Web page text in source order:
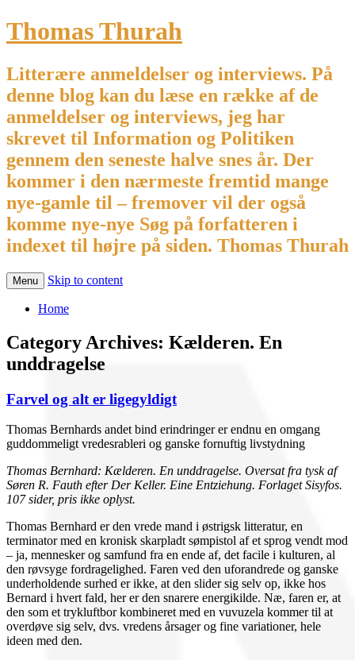
Thomas Thurah
Litterære anmeldelser og interviews. På
denne blog kan du læse en række af de
anmeldelser og interviews, jeg har
skrevet til Information og Politiken
gennem den seneste halve snes år. Der
kommer i den nærmeste fremtid mange
nye-gamle til – fremover vil der også
komme nye-nye Søg på forfatteren i
indexet til højre på siden. Thomas Thurah
Menu Skip to content
Home
Category Archives: Kælderen. En
unddragelse
Farvel og alt er ligegyldigt
Thomas Bernhards andet bind erindringer er endnu en omgang
guddommeligt vredesrableri og ganske fornuftig livstydning
Thomas Bernhard: Kælderen. En unddragelse. Oversat fra tysk af
Søren R. Fauth efter Der Keller. Eine Entziehung. Forlaget Sisyfos.
107 sider, pris ikke oplyst.
Thomas Bernhard er den vrede mand i østrigsk litteratur, en
terminator med en kronisk skarpladt sømpistol af et sprog vendt mod
– ja, mennesker og samfund fra en ende af, det facile i kulturen, al
den røvsyge fordragelighed. Faren ved den uforandrede og ganske
underholdende surhed er ikke, at den slider sig selv op, ikke hos
Bernard i hvert fald, her er den snarere energikilde. Næ, faren er, at
den som et trykluftbor kombineret med en vuvuzela kommer til at
overdøve sig selv, dvs. vredens årsager og fine variationer, hele
ideen med den.